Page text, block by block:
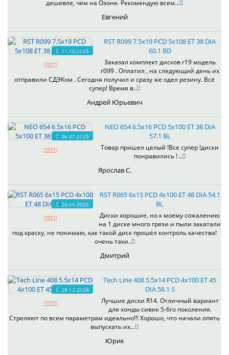
дешевле, чем на Озоне. Рекомендую всем...
Евгений
11.10.2025
RST R099 7.5x19 PCD 5x108 ET 38 DIA
60.1 BD
Заказал комплект дисков r19 модель
r099 . Оплатил , на следующий день их
отправили СДЭКом . Сегодня получил и сразу же одел резину. Всё
супер! Время в..
Андрей Юрьевич
06.07.2025
NEO 654 6.5x16 PCD 5x100 ET 38 DIA
57.1 BL
Товар пришел целый !Все супер !диски
понравились ! ..
Ярослав С.
26.06.2025
RST R065 6x15 PCD 4x100 ET 48 DIA 54.1
BL
Диски хорошие, но к моему сожалению
на 1 диске много грязи и пыли закатали
под краску, не понимаю, как такой диск прошёл контроль качества!
очень таки..
Дмитрий
28.12.2024
Tech Line 408 5.5x14 PCD 4x100 ET 45
DIA 56.1 S
Лучшие диски R14. Отличный вариант
для хонды сивик 5-6го поколения.
Стреляют по всем параметрам идеально!!! Хорошо, что начали опять
выпускать их...
Юрик